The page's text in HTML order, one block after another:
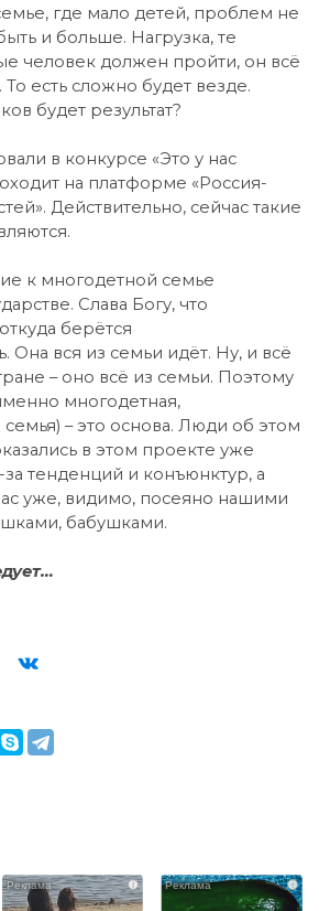
где мало детей, проблем не
и больше. Нагрузка, те
человек должен пройти, он всё
есть сложно будет везде.
будет результат?
в конкурсе «Это у нас
на платформе «Россия-
Действительно, сейчас такие
к многодетной семье
Слава Богу, что
берётся
Она вся из семьи идёт. Ну, и всё
– оно всё из семьи. Поэтому
многодетная,
– это основа. Люди об этом
в этом проекте уже
за тенденций и конъюнктур, а
уже, видимо, посеяно нашими
бабушками.
i i